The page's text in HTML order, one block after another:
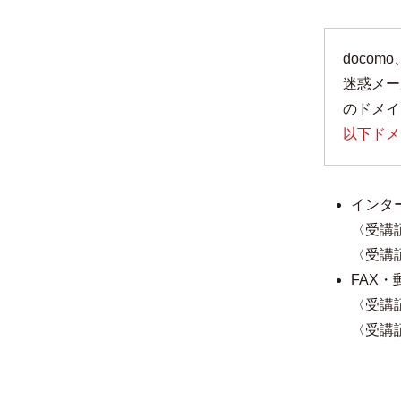
docomo
迷惑メ
のドメ
以下ド
インタ
〈受
〈受
FAX・
〈受
〈受